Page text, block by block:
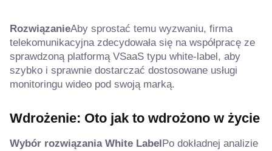
RozwiązanieAby sprostać temu wyzwaniu, firma
telekomunikacyjna zdecydowała się na współpracę ze
sprawdzoną platformą VSaaS typu white-label, aby
szybko i sprawnie dostarczać dostosowane usługi
monitoringu wideo pod swoją marką.
Wdrożenie: Oto jak to wdrożono w życie
Wybór rozwiązania White Label Po dokładnej analizie